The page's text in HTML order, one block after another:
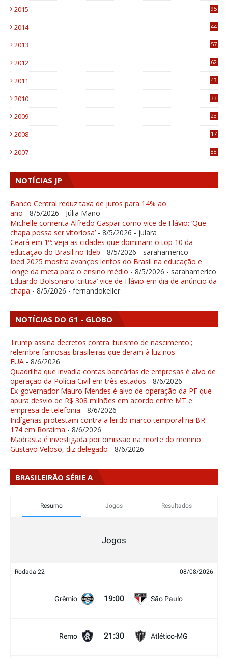
2015
95
2014
44
2013
57
2012
62
2011
43
2010
33
2009
23
2008
17
2007 88
NOTÍCIAS JP
Banco Central reduz taxa de juros para 14% ao
ano - 8/5/2026 - Júlia Mano
Michelle comenta Alfredo Gaspar como vice de Flávio: ‘Que
chapa possa ser vitoriosa’ - 8/5/2026 - julara
Ceará em 1º: veja as cidades que dominam o top 10 da
educação do Brasil no Ideb - 8/5/2026 - sarahamerico
Ibed 2025 mostra avanços lentos do Brasil na educação e
longe da meta para o ensino médio - 8/5/2026 - sarahamerico
Eduardo Bolsonaro ‘critica’ vice de Flávio em dia de anúncio da
chapa - 8/5/2026 - fernandokeller
NOTÍCIAS DO G1 - GLOBO
Trump assina decretos contra 'turismo de nascimento';
relembre famosas brasileiras que deram à luz nos
EUA - 8/6/2026
Quadrilha que invadia contas bancárias de empresas é alvo de
operação da Polícia Civil em três estados - 8/6/2026
Ex-governador Mauro Mendes é alvo de operação da PF que
apura desvio de R$ 308 milhões em acordo entre MT e
empresa de telefonia - 8/6/2026
Indígenas protestam contra a lei do marco temporal na BR-
174 em Roraima - 8/6/2026
Madrasta é investigada por omissão na morte do menino
Gustavo Veloso, diz delegado - 8/6/2026
BRASILEIRÃO SÉRIE A
Resumo Jogos Resultados
Jogos
Rodada 22 08/08/2026
Grêmio 19:00 São Paulo
Remo 21:30 Atlético-MG